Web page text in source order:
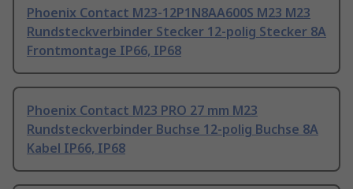
Phoenix Contact M23-12P1N8AA600S M23 M23
Rundsteckverbinder Stecker 12-polig Stecker 8A
Frontmontage IP66, IP68
Phoenix Contact M23 PRO 27 mm M23
Rundsteckverbinder Buchse 12-polig Buchse 8A
Kabel IP66, IP68